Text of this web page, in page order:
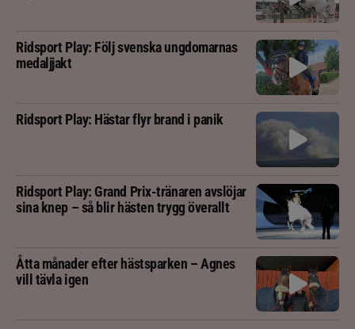
Ridsport Play: Följ svenska ungdomarnas
medaljjakt
Ridsport Play: Hästar flyr brand i panik
Ridsport Play: Grand Prix-tränaren avslöjar
sina knep – så blir hästen trygg överallt
Åtta månader efter hästsparken – Agnes
vill tävla igen